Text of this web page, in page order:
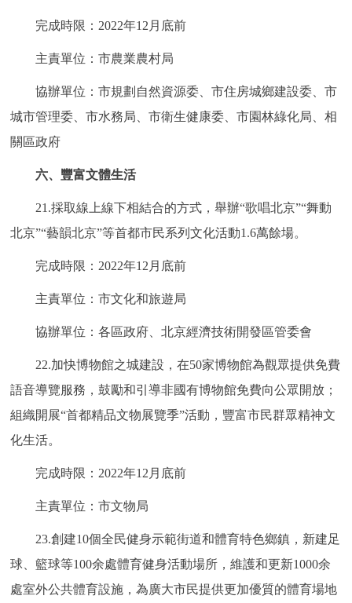
完成時限：2022年12月底前
主責單位：市農業農村局
協辦單位：市規劃自然資源委、市住房城鄉建設委、市
城市管理委、市水務局、市衛生健康委、市園林綠化局、相
關區政府
六、豐富文體生活
21.採取線上線下相結合的方式，舉辦“歌唱北京”“舞動
北京”“藝韻北京”等首都市民系列文化活動1.6萬餘場。
完成時限：2022年12月底前
主責單位：市文化和旅遊局
協辦單位：各區政府、北京經濟技術開發區管委會
22.加快博物館之城建設，在50家博物館為觀眾提供免費
語音導覽服務，鼓勵和引導非國有博物館免費向公眾開放；
組織開展“首都精品文物展覽季”活動，豐富市民群眾精神文
化生活。
完成時限：2022年12月底前
主責單位：市文物局
23.創建10個全民健身示範街道和體育特色鄉鎮，新建足
球、籃球等100余處體育健身活動場所，維護和更新1000余
處室外公共體育設施，為廣大市民提供更加優質的體育場地